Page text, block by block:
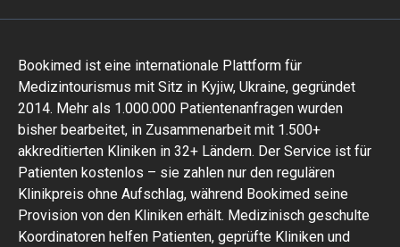
Bookimed ist eine internationale Plattform für
Medizintourismus mit Sitz in Kyjiw, Ukraine, gegründet
2014. Mehr als 1.000.000 Patientenanfragen wurden
bisher bearbeitet, in Zusammenarbeit mit 1.500+
akkreditierten Kliniken in 32+ Ländern. Der Service ist für
Patienten kostenlos – sie zahlen nur den regulären
Klinikpreis ohne Aufschlag, während Bookimed seine
Provision von den Kliniken erhält. Medizinisch geschulte
Koordinatoren helfen Patienten, geprüfte Kliniken und